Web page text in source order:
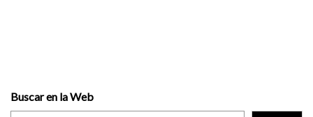
Buscar en la Web